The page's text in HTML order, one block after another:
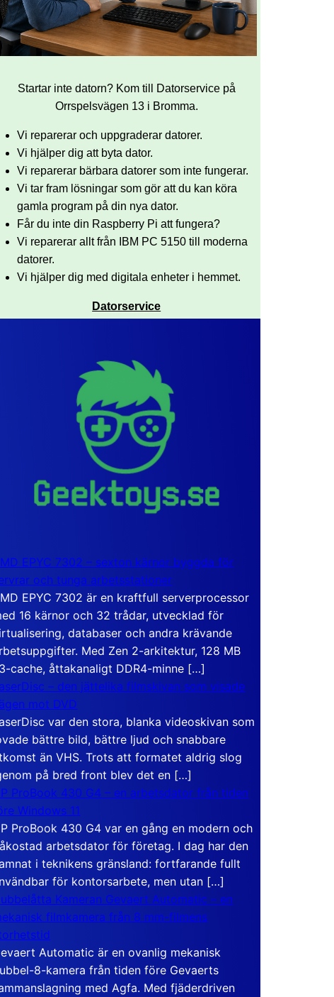
Startar inte datorn? Kom till Datorservice på
Orrspelsvägen 13 i Bromma.
Vi reparerar och uppgraderar datorer.
Vi hjälper dig att byta dator.
Vi reparerar bärbara datorer som inte fungerar.
Vi tar fram lösningar som gör att du kan köra
gamla program på din nya dator.
Får du inte din Raspberry Pi att fungera?
Vi reparerar allt från IBM PC 5150 till moderna
datorer.
Vi hjälper dig med digitala enheter i hemmet.
Datorservice
EPYC 7302 – sexton kärnor byggda för
och tunga arbetsstationer
EPYC 7302 är en kraftfull serverprocessor
16 kärnor och 32 trådar, utvecklad för
databaser och andra krävande
Med Zen 2-arkitektur, 128 MB
cache, åttakanaligt DDR4-minne […]
– den jättelika filmskivan som visade
mot DVD
var den stora, blanka videoskivan som
bättre bild, bättre ljud och snabbare
än VHS. Trots att formatet aldrig slog
på bred front blev det en […]
ProBook 430 G4 – en arbetsdator från tiden
Windows 11
ProBook 430 G4 var en gång en modern och
arbetsdator för företag. I dag har den
i teknikens gränsland: fortfarande fullt
för kontorsarbete, men utan […]
Kameran Gevaert Automatic – en
filmkamera från 8 mm-filmens
Automatic är en ovanlig mekanisk
8-kamera från tiden före Gevaerts
med Agfa. Med fjäderdriven